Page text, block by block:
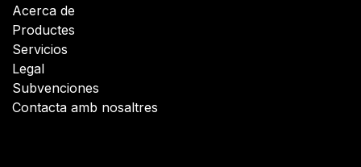
Acerca de
Productes
Servicios
Legal
Subvenciones
Contacta amb nosaltres